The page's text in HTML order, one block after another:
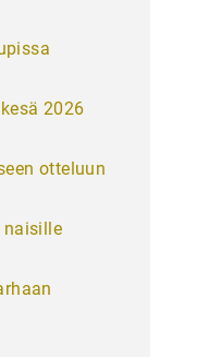
2026
otteluun
naisille